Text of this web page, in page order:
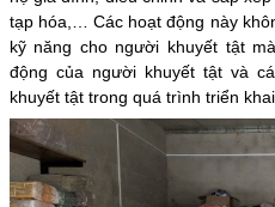
tạp hóa,… Các hoạt động này
kỹ năng cho người khuyết tật
động của người khuyết tật và
khuyết tật trong quá trình triển khai